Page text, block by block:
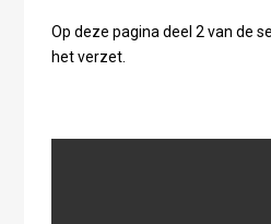
Op deze pagina deel 2 van de
het verzet.